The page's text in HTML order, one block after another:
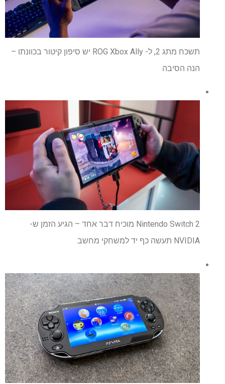
תשכח מתג 2, ל- ROG Xbox Ally יש סיפון קיטור בכוונתו –
הנה הסיבה
Nintendo Switch 2 מוכיח דבר אחד – הגיע הזמן ש-
NVIDIA תעשה כף יד למשחקי מחשב